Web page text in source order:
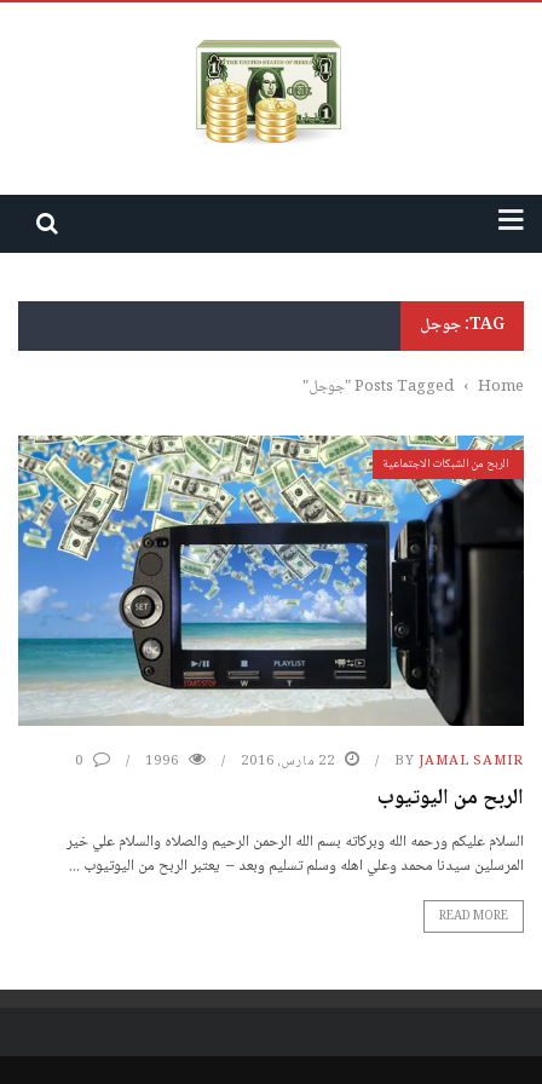
TAG: جوجل
Home
› Posts Tagged "جوجل"
الربح من الشبكات الاجتماعية
BY JAMAL SAMIR 22 مارس، 2016 1996
0
الربح من اليوتيوب
السلام عليكم ورحمه الله وبركاته بسم الله الرحمن الرحيم والصلاه والسلام علي خير
المرسلين سيدنا محمد وعلي اهله وسلم تسليم وبعد – يعتبر الربح من اليوتيوب ...
READ MORE